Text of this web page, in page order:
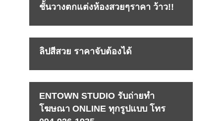
ชั้นวางตกแต่งห้องสวยๆราคา ว้าว!!
ลิปสีสวย ราคาจับต้องได้
ENTOWN STUDIO รับถ่ายทำ
โฆษณา ONLINE ทุกรูปแบบ โทร